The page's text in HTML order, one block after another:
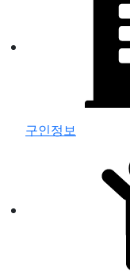
구인정보